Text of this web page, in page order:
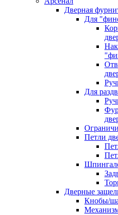
Дверная
Для
Для
Петли
Дверные
Кнобы/